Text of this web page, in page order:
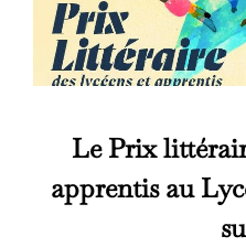
Le Prix
apprentis au